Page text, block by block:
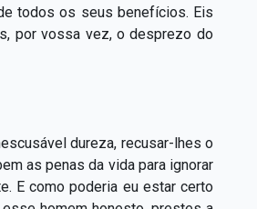
todos os seus benefícios. Eis
por vossa vez, o desprezo do
dureza, recusar-lhes o
as penas da vida para ignorar
E como poderia eu estar certo